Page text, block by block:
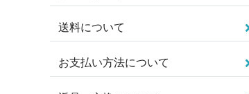
送料について
お支払い方法について